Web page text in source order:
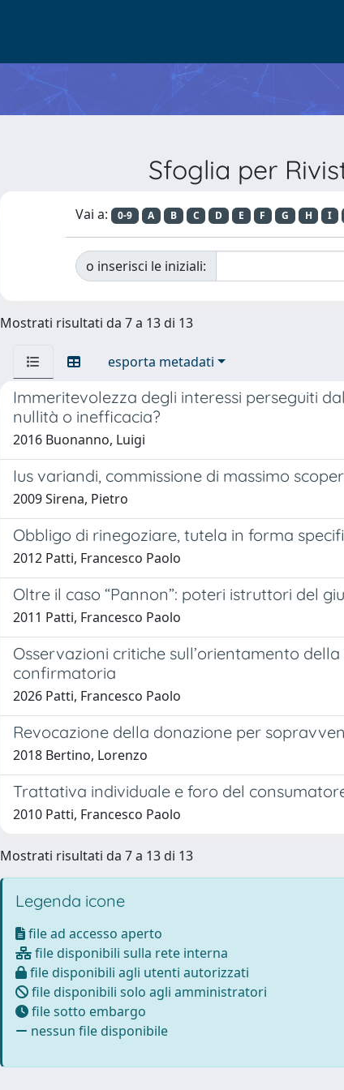
Sfoglia per
Vai a: 0-9 A B C D E F G H I
o inserisci le iniziali:
Mostrati risultati da 7 a 13 di 13
esporta metadati
Immeritevolezza degli interessi perseguiti
nullità o inefficacia?
2016 Buonanno, Luigi
Ius variandi, commissione di massimo
2009 Sirena, Pietro
Obbligo di rinegoziare, tutela in forma
2012 Patti, Francesco Paolo
Oltre il caso “Pannon”: poteri istruttori del
2011 Patti, Francesco Paolo
Osservazioni critiche sull’orientamento
confirmatoria
2026 Patti, Francesco Paolo
Revocazione della donazione per
2018 Bertino, Lorenzo
Trattativa individuale e foro del
2010 Patti, Francesco Paolo
Mostrati risultati da 7 a 13 di 13
Legenda icone
file ad accesso aperto
file disponibili sulla rete interna
file disponibili agli utenti autorizzati
file disponibili solo agli amministratori
file sotto embargo
nessun file disponibile